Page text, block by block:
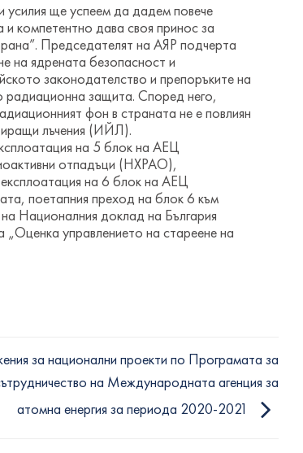
ще успеем да дадем повече
компетентно дава своя принос за
Председателят на АЯР подчерта
на ядрената безопасност и
законодателство и препоръките на
защита. Според него,
фон в страната не е повлиян
лъчения (ИЙЛ).
на 5 блок на АЕЦ
отпадъци (НХРАО),
на 6 блок на АЕЦ
поетапния преход на блок 6 към
Националния доклад на България
„Оценка управлението на стареене на
за национални проекти по Програмата за
на Международната агенция за
атомна енергия за периода 2020-2021